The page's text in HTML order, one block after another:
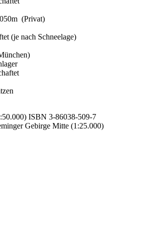
(Privat)
(je nach Schneelage)
ISBN 3-86038-509-7
Gebirge Mitte (1:25.000)